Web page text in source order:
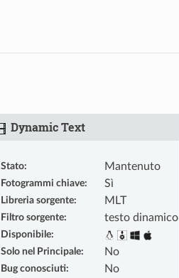
Dynamic Text
Stato: Mantenuto
Fotogrammi chiave: Sì
Libreria sorgente: MLT
Filtro sorgente: testo dinamico
Disponibile:
Solo nel Principale: No
Bug conosciuti: No